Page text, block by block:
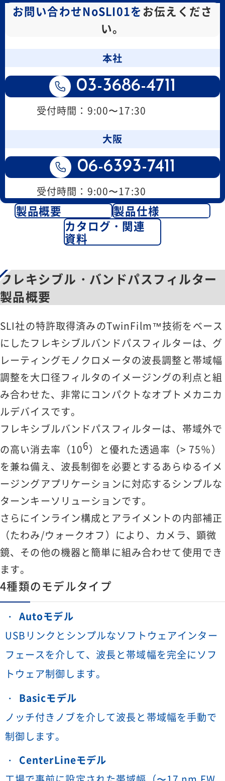
お問い合わせNoSLI01をお伝えくださ
い。
本社
03-3686-4711
受付時間：9:00〜17:30
大阪
06-6393-7411
受付時間：9:00〜17:30
製品概要
製品仕様
カタログ・関連
資料
フレキシブル・バンドパスフィルター
製品概要
SLI社の特許取得済みのTwinFilm™技術をベース
にしたフレキシブルバンドパスフィルターは、グ
レーティングモノクロメータの波長調整と帯域幅
調整を大口径フィルタのイメージングの利点と組
み合わせた、非常にコンパクトなオプトメカニカ
ルデバイスです。
フレキシブルバンドパスフィルターは、帯域外で
の高い消去率（106）と優れた透過率（> 75％）
を兼ね備え、波長制御を必要とするあらゆるイメ
ージングアプリケーションに対応するシンプルな
ターンキーソリューションです。
さらにインライン構成とアライメントの内部補正
（たわみ/ウォークオフ）により、カメラ、顕微
鏡、その他の機器と簡単に組み合わせて使用でき
ます。
4種類のモデルタイプ
Autoモデル
USBリンクとシンプルなソフトウェアインター
フェースを介して、波長と帯域幅を完全にソフ
トウェア制御します。
Basicモデル
ノッチ付きノブを介して波長と帯域幅を手動で
制御します。
CenterLineモデル